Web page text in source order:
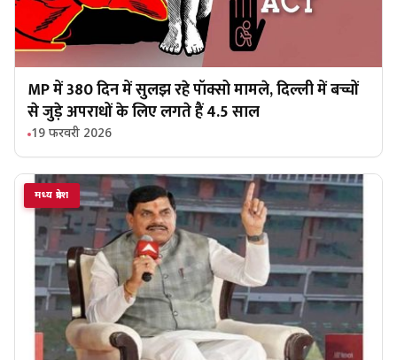
MP में 380 दिन में सुलझ रहे पॉक्सो मामले, दिल्ली में बच्चों
से जुड़े अपराधों के लिए लगते हैं 4.5 साल
19 फरवरी 2026
मध्य प्रदेश